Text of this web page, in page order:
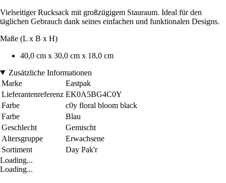
Vielseitiger Rucksack mit großzügigem Stauraum. Ideal für den
täglichen Gebrauch dank seines einfachen und funktionalen Designs.
Maße (L x B x H)
40,0 cm x 30,0 cm x 18,0 cm
Zusätzliche Informationen
Marke
Eastpak
Lieferantenreferenz EK0A5BG4C0Y
Farbe
c0y floral bloom black
Farbe
Blau
Geschlecht
Gemischt
Altersgruppe
Erwachsene
Sortiment
Day Pak'r
Loading...
Loading...